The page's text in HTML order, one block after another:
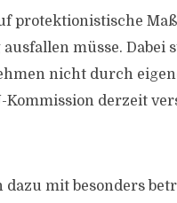
protektionistische
müsse. Dabei
nicht durch
Kommission derzeit
mit besonders